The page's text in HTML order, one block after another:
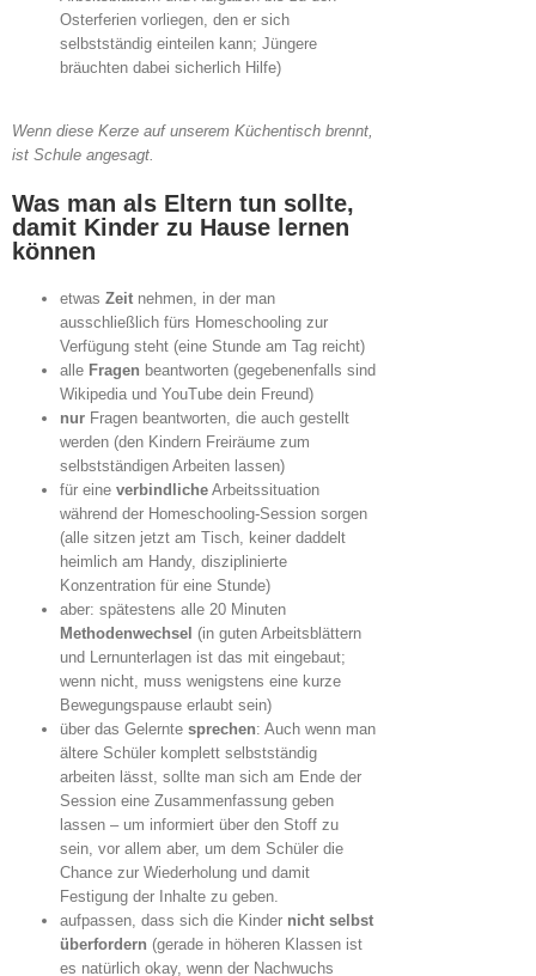
Osterferien vorliegen, den er sich
selbstständig einteilen kann; Jüngere
bräuchten dabei sicherlich Hilfe)
Wenn diese Kerze auf unserem Küchentisch brennt,
ist Schule angesagt.
Was man als Eltern tun sollte,
damit Kinder zu Hause lernen
können
etwas Zeit nehmen, in der man
ausschließlich fürs Homeschooling zur
Verfügung steht (eine Stunde am Tag reicht)
alle Fragen beantworten (gegebenenfalls sind
Wikipedia und YouTube dein Freund)
nur Fragen beantworten, die auch gestellt
werden (den Kindern Freiräume zum
selbstständigen Arbeiten lassen)
für eine verbindliche Arbeitssituation
während der Homeschooling-Session sorgen
(alle sitzen jetzt am Tisch, keiner daddelt
heimlich am Handy, disziplinierte
Konzentration für eine Stunde)
aber: spätestens alle 20 Minuten
Methodenwechsel (in guten Arbeitsblättern
und Lernunterlagen ist das mit eingebaut;
wenn nicht, muss wenigstens eine kurze
Bewegungspause erlaubt sein)
über das Gelernte sprechen: Auch wenn man
ältere Schüler komplett selbstständig
arbeiten lässt, sollte man sich am Ende der
Session eine Zusammenfassung geben
lassen – um informiert über den Stoff zu
sein, vor allem aber, um dem Schüler die
Chance zur Wiederholung und damit
Festigung der Inhalte zu geben.
aufpassen, dass sich die Kinder nicht selbst
überfordern (gerade in höheren Klassen ist
es natürlich okay, wenn der Nachwuchs